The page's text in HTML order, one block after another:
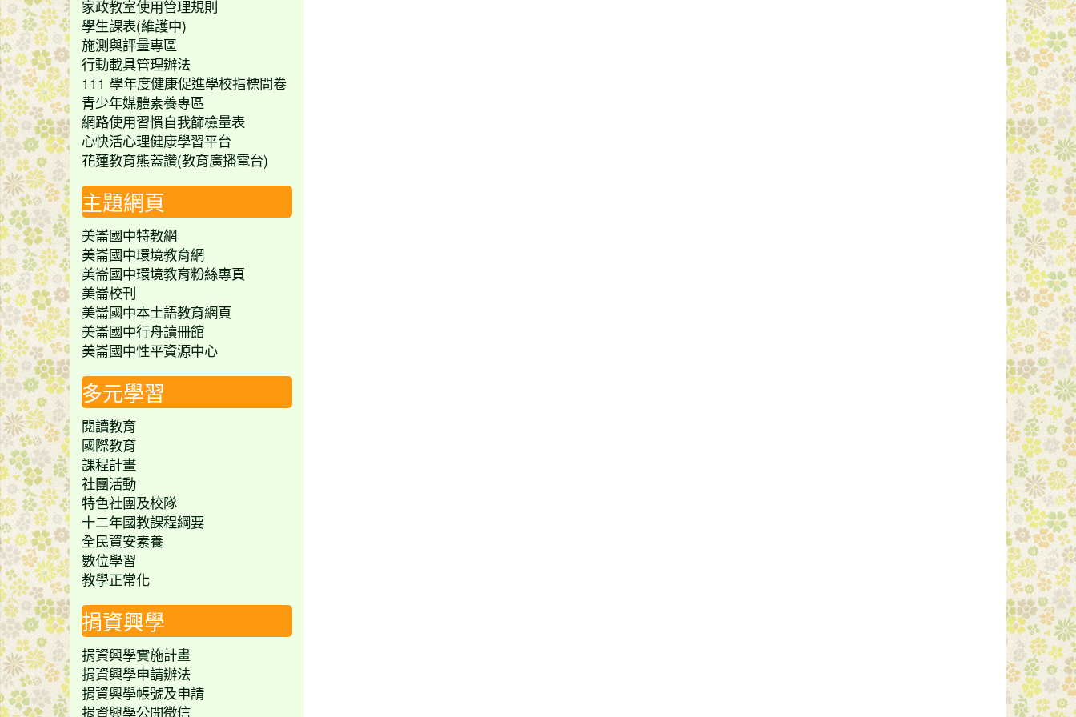
家政教室使用管理規則
學生課表(維護中)
施測與評量專區
行動載具管理辦法
111 學年度健康促進學校指標問卷
青少年媒體素養專區
網路使用習慣自我篩檢量表
心快活心理健康學習平台
花蓮教育熊蓋讚(教育廣播電台)
主題網頁
美崙國中特教網
美崙國中環境教育網
美崙國中環境教育粉絲專頁
美崙校刊
美崙國中本土語教育網頁
美崙國中行舟讀冊館
美崙國中性平資源中心
多元學習
閱讀教育
國際教育
課程計畫
社團活動
特色社團及校隊
十二年國教課程綱要
全民資安素養
數位學習
教學正常化
捐資興學
捐資興學實施計畫
捐資興學申請辦法
捐資興學帳號及申請
捐資興學公開徵信